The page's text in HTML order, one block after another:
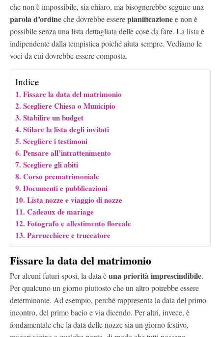
che non è impossibile, sia chiaro, ma bisognerebbe seguire una
parola d’ordineche dovrebbe esserepianificazionee non è
possibile senza una lista dettagliata delle cose da fare. La lista è
indipendente dalla tempistica poiché aiuta sempre. Vediamo le
voci da cui dovrebbe essere composta.
Indice
Fissare la data del matrimonio
Scegliere Chiesa o Municipio
Stabilire un budget
Stilare la lista degli invitati
Scegliere i testimoni
Pensare all’intrattenimento
Scegliere gli abiti
Corso prematrimoniale
Documenti e pubblicazioni
Lista nozze e viaggio di nozze
Cadeaux de mariage
Fotografo e allestimento floreale
Parrucchiere e truccatore
Fissare la data del matrimonio
Per alcuni futuri sposi, la data èuna priorità imprescindibile.
Per qualcuno un giorno piuttosto che un altro potrebbe essere
determinante. Ad esempio, perché rappresenta la data del primo
incontro, del primo bacio e via dicendo. Per altri, invece, è
fondamentale che la data delle nozze sia un giorno festivo,